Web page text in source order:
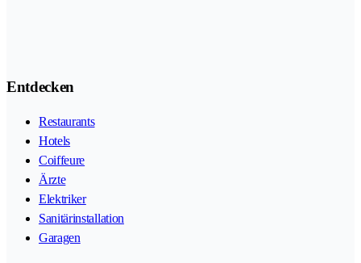
Entdecken
Restaurants
Hotels
Coiffeure
Ärzte
Elektriker
Sanitärinstallation
Garagen